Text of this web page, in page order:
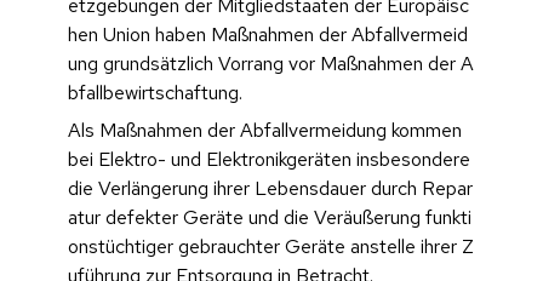
etzgebungen der Mitgliedstaaten der Europäisc
hen Union haben Maßnahmen der Abfallvermeid
ung grundsätzlich Vorrang vor Maßnahmen der A
bfallbewirtschaftung.
Als Maßnahmen der Abfallvermeidung kommen
bei Elektro- und Elektronikgeräten insbesondere
die Verlängerung ihrer Lebensdauer durch Repar
atur defekter Geräte und die Veräußerung funkti
onstüchtiger gebrauchter Geräte anstelle ihrer Z
uführung zur Entsorgung in Betracht.